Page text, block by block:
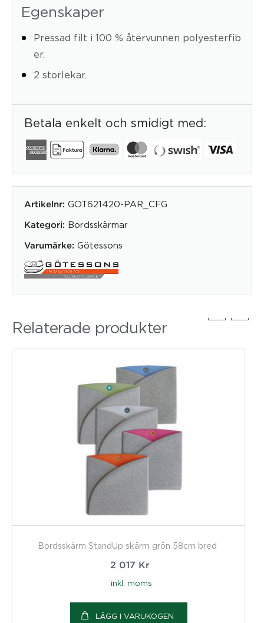
Egenskaper
Pressad filt i 100 % återvunnen polyesterfib
er.
2 storlekar.
Betala enkelt och smidigt med:
Artikelnr: GOT621420-PAR_CFG
Kategori: Bordsskärmar
Varumärke: Götessons
Relaterade produkter
Bordsskärm StandUp skärm grön 58cm bred
2 017 Kr
inkl. moms
LÄGG I VARUKOGEN